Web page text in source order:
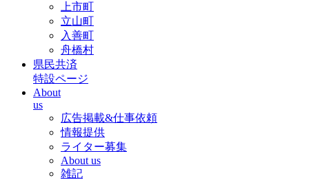
上市町
立山町
入善町
舟橋村
県民共済
特設ページ
About
us
広告掲載&仕事依頼
情報提供
ライター募集
About us
雑記